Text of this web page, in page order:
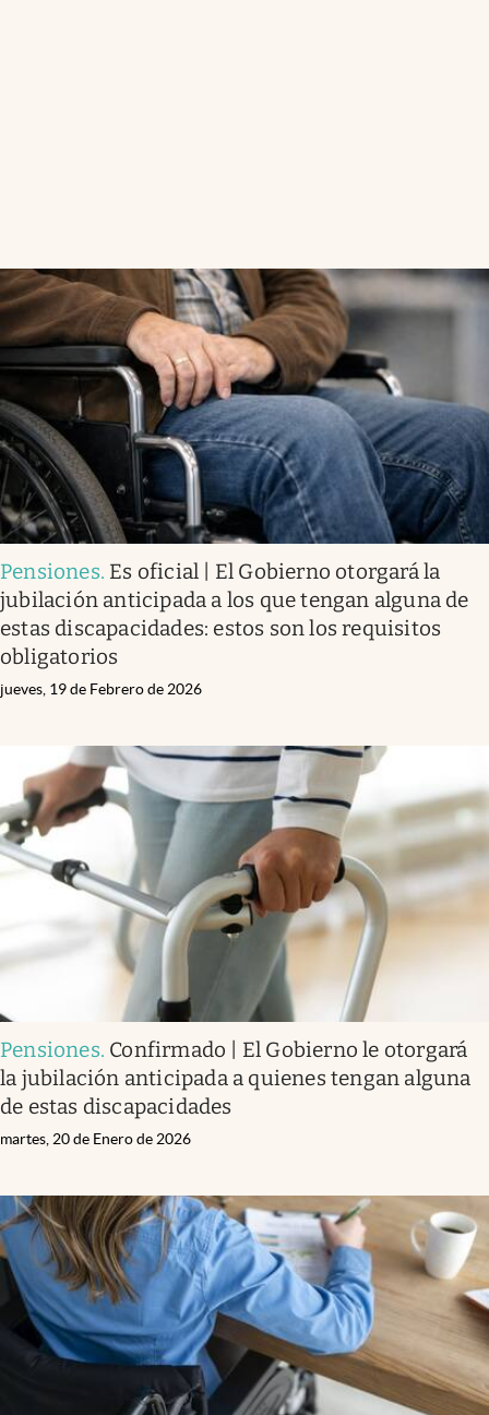
Pensiones. Es oficial | El Gobierno otorgará la
jubilación anticipada a los que tengan alguna de
estas discapacidades: estos son los requisitos
obligatorios
jueves, 19 de Febrero de 2026
Pensiones. Confirmado | El Gobierno le otorgará
la jubilación anticipada a quienes tengan alguna
de estas discapacidades
martes, 20 de Enero de 2026